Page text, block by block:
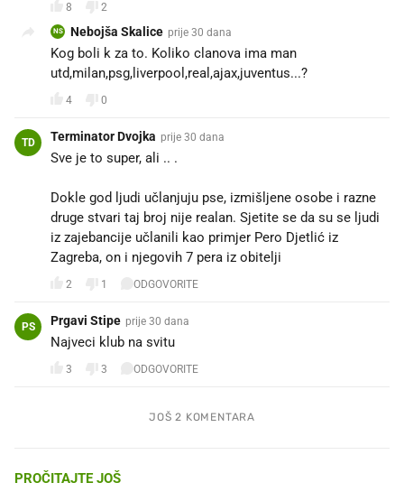
8 2
NS Nebojša Skalice prije 30 dana
Kog boli k za to. Koliko clanova ima man
utd,milan,psg,liverpool,real,ajax,juventus...?
4 0
TD Terminator Dvojka prije 30 dana
Sve je to super, ali .. .
Dokle god ljudi učlanjuju pse, izmišljene osobe i razne
druge stvari taj broj nije realan. Sjetite se da su se ljudi
iz zajebancije učlanili kao primjer Pero Djetlić iz
Zagreba, on i njegovih 7 pera iz obitelji 🤣🤣🤣
2 1 ODGOVORITE
PS Prgavi Stipe prije 30 dana
Najveci klub na svitu
3 3 ODGOVORITE
JOŠ 2 KOMENTARA
PROČITAJTE JOŠ